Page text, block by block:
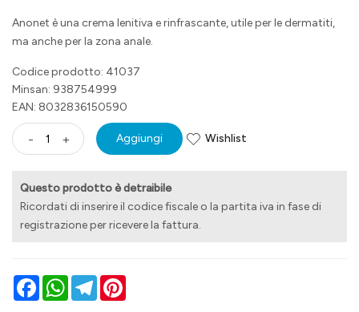
Anonet è una crema lenitiva e rinfrascante, utile per le dermatiti,
ma anche per la zona anale.
Codice prodotto: 41037
Minsan: 938754999
EAN: 8032836150590
- + Aggiungi Wishlist
Questo prodotto è detraibile
Ricordati di inserire il codice fiscale o la partita iva in fase di
registrazione per ricevere la fattura.
FacebookWhatsAppTelegram